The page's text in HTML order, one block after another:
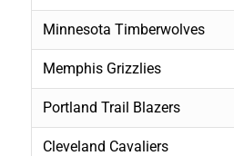
Minnesota Timberwolves
Memphis Grizzlies
Portland Trail Blazers
Cleveland Cavaliers